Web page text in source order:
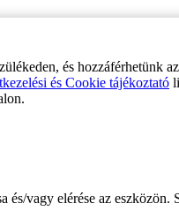
és hozzáférhetünk
és Cookie tájékoztató
vagy elérése az eszközön.